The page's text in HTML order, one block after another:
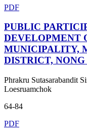
PDF
PUBLIC
DEVELOPMENT
MUNICIPALITY,
DISTRICT,
Phrakru Sutasarabandit
Loesruamchok
64-84
PDF